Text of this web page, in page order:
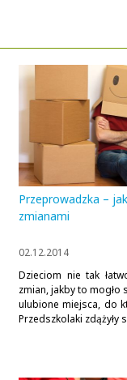
Przeprowadzka –
zmianami
02.12.2014
Dzieciom nie tak
zmian, jakby to mogło
ulubione miejsca, do
Przedszkolaki zdążyły